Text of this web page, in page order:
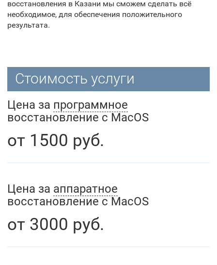
восстановления в Казани мы сможем сделать всё
необходимое, для обеспечения положительного
результата.
Стоимость услуги
Цена за программное
восстановление с MacOS
от 1500 руб.
Цена за аппаратное
восстановление с MacOS
от 3000 руб.